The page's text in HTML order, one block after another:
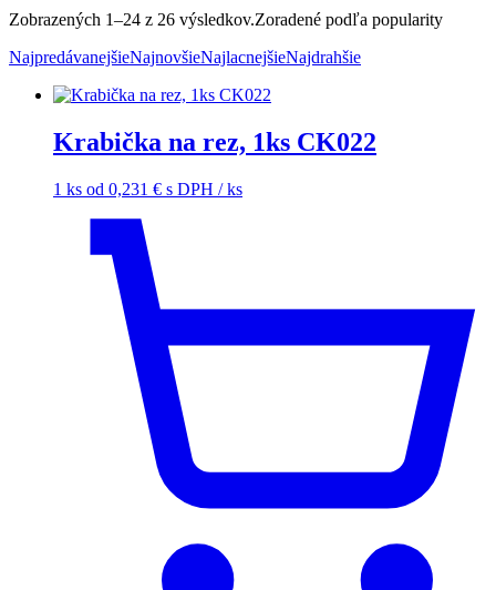
Zobrazených 1–24 z 26 výsledkov.Zoradené podľa popularity
NajpredávanejšieNajnovšieNajlacnejšieNajdrahšie
Krabička na rez, 1ks CK022
1 ks od 0,231 € s DPH / ks